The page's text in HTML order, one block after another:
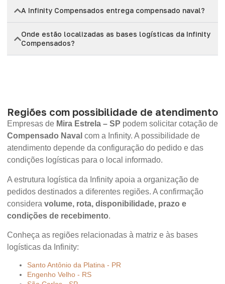
A Infinity Compensados entrega compensado naval?
Onde estão localizadas as bases logísticas da Infinity
Compensados?
Regiões com possibilidade de atendimento
Empresas de Mira Estrela – SP podem solicitar cotação de
Compensado Naval com a Infinity. A possibilidade de
atendimento depende da configuração do pedido e das
condições logísticas para o local informado.
A estrutura logística da Infinity apoia a organização de
pedidos destinados a diferentes regiões. A confirmação
considera volume, rota, disponibilidade, prazo e
condições de recebimento.
Conheça as regiões relacionadas à matriz e às bases
logísticas da Infinity:
Santo Antônio da Platina - PR
Engenho Velho - RS